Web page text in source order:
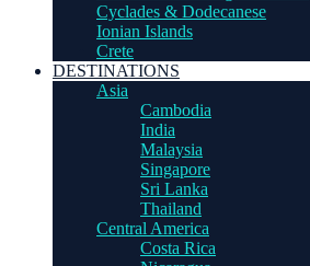
Cyclades & Dodecanese
Ionian Islands
Crete
DESTINATIONS
Asia
Cambodia
India
Malaysia
Singapore
Sri Lanka
Thailand
Central America
Costa Rica